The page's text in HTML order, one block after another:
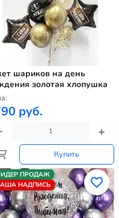
шариков на день
золотая хлопушка
руб.
Купить
ПРОДАЖ
НАДПИСЬ